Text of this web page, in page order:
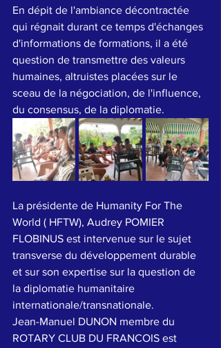
En dépit de l'ambiance décontractée
qui régnait durant ce temps d'échanges
d'informations de formations, il a été
question de transmettre des valeurs
humaines, altruistes placées sur le
sceau de la négociation, de l'influence,
du consensus, de la diplomatie.
La présidente de Humanity For The
World ( HFTW), Audrey POMIER
FLOBINUS est intervenue sur le sujet
transverse du développement durable
et sur son expertise sur la question de
la diplomatie humanitaire
internationale/transnationale.
Jean-Manuel DUNON membre du
ROTARY CLUB DU FRANCOIS est